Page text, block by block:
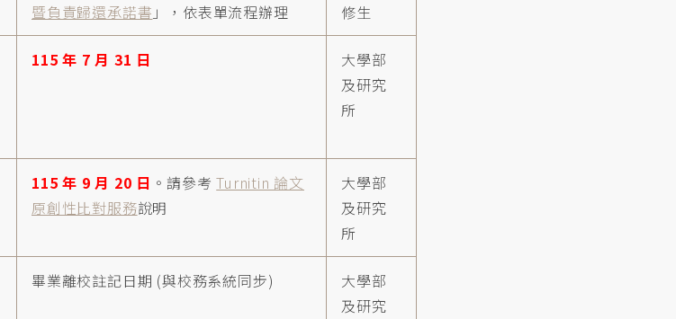
暨負責歸還承諾書 」，依表單流程辦理
修生
115 年 7 月 31 日
大學部
及研究
所
115 年 9 月 20 日 。請參考Turnitin 論文
原創性比對服務說明
大學部
及研究
所
畢業離校註記日期 (與校務系統同步)
大學部
及研究